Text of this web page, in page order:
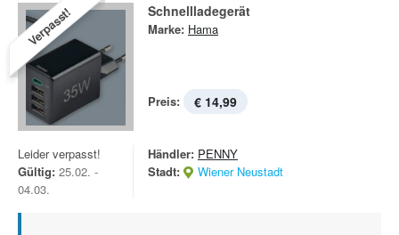
Verpasst! Schnellladegerät
Marke: Hama
Preis: € 14,99
Leider verpasst!
Gültig: 25.02. -
04.03.
Händler: PENNY
Stadt:
Wiener Neustadt